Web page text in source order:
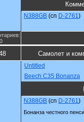
N388GB (cn D-2761)
0
Самолет и
Untitled
Beech C35 Bonanza
N388GB (cn D-2761)
Бонанза честного